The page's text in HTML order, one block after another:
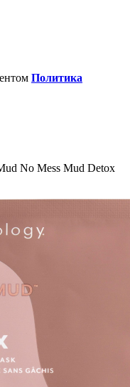
Политика
No Mess Mud Detox